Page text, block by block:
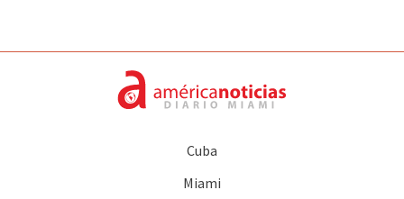
Cuba
Miami